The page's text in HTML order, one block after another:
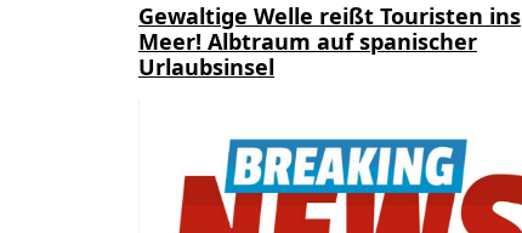
Gewaltige Welle reißt Touristen ins
Meer! Albtraum auf spanischer
Urlaubsinsel